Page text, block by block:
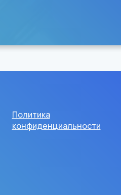
Политика
конфиденциальности